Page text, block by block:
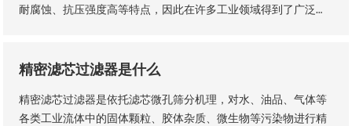
耐腐蚀、抗压强度高等特点，因此在许多工业领域得到了广泛的
精密滤芯过滤器是什么
精密滤芯过滤器是依托滤芯微孔筛分机理，对水、油品、气体等
各类工业流体中的固体颗粒、胶体杂质、微生物等污染物进行精